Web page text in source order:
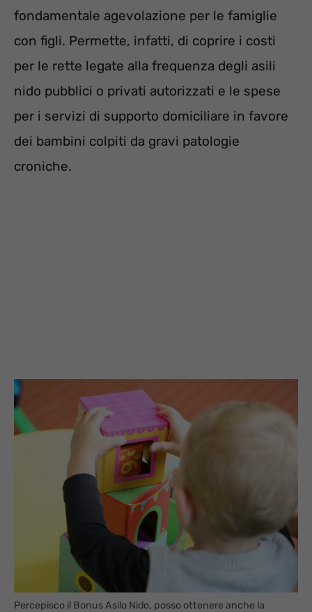
fondamentale agevolazione per le famiglie
con figli. Permette, infatti, di coprire i costi
per le rette legate alla frequenza degli asili
nido pubblici o privati autorizzati e le spese
per i servizi di supporto domiciliare in favore
dei bambini colpiti da gravi patologie
croniche.
Percepisco il Bonus Asilo Nido, posso ottenere anche la